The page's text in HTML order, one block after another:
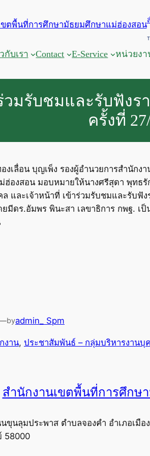
กับเรา Contact E-Service หน่วยง
วมรับชมและรับฟังร
ครั้งที่
เลื่อน บุญเพ็ง รองผู้อำนวยการสำนัก
องสอน มอบหมายให้นางศรีสุดา พุทธ
และเจ้าหน้าที่ เข้าร่วมรับชมและรับฟั
มีดร.อัมพร พินะสา เลขาธิการ กพฐ.
byadmin_ Spm
งาน, ประชาสัมพันธ์ – กลุ่มบริหารงานบุ
สำนักงานเขตพื้นที่การศึกษ
ขุนลุมประพาส ตำบลจองคำ อำเภอเมื
58000